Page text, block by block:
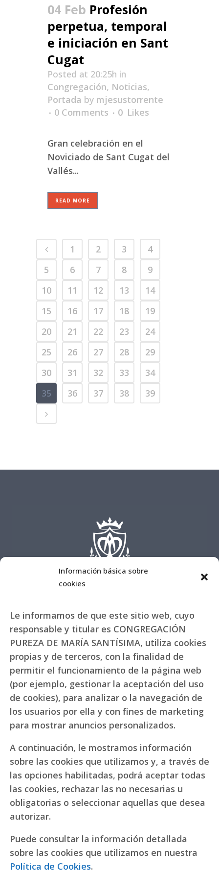
Información básica sobre
cookies
Le informamos de que este sitio web, cuyo
responsable y titular es CONGREGACIÓN
PUREZA DE MARÍA SANTÍSIMA, utiliza cookies
propias y de terceros, con la finalidad de
permitir el funcionamiento de la página web
(por ejemplo, gestionar la aceptación del uso
de cookies), para analizar o la navegación de
los usuarios por ella y con fines de marketing
para mostrar anuncios personalizados.
A continuación, le mostramos información
sobre las cookies que utilizamos y, a través de
las opciones habilitadas, podrá aceptar todas
las cookies, rechazar las no necesarias u
obligatorias o seleccionar aquellas que desea
autorizar.
Puede consultar la información detallada
sobre las cookies que utilizamos en nuestra
Política de Cookies.
04 Feb Profesión
perpetua, temporal
e iniciación en Sant
Cugat
Posted at 20:25h in
Congregación, Noticias,
Portada by mjesustorrente
0 Comments
0 Likes
Gran celebración en el
Noviciado de Sant Cugat del
Vallés...
READ MORE
1 2 3
4
5
6 7 8
9
10
11 12 13
14
15
16 17 18
19
20
21 22 23
24
25
26 27 28
29
30
31 32 33
34
35
36 37 38 39